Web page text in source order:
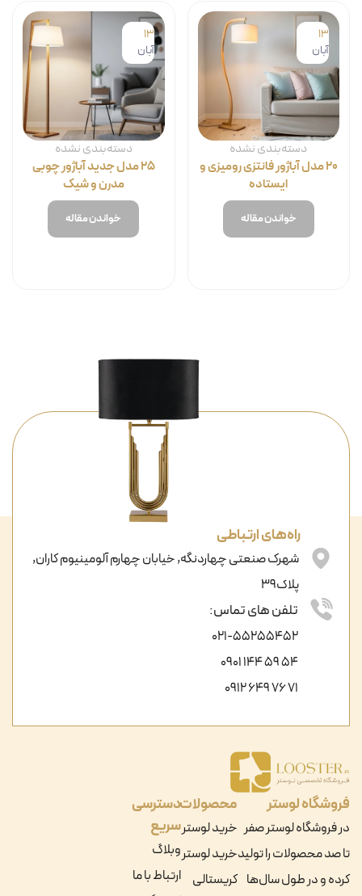
13
آبان
دسته‌بندی نشده
۲۰ مدل آباژور فانتزی رومیزی و
ایستاده
خواندن مقاله
13
آبان
دسته‌بندی نشده
۲۵ مدل جدید آباژور چوبی
مدرن و شیک
خواندن مقاله
فروشگاه لوستر
در فروشگاه لوستر صفر
تا صد محصولات را تولید
کرده و در طول سال‌ها
محصولات
خرید لوستر
خرید لوستر
کریستالی
دسترسی
سریع
وبلاگ
ارتباط با ما
راه‌های ارتباطی
شهرک صنعتی چهاردنگه, خیابان چهارم آلومینیوم کاران,
پلاک39
تلفن های تماس:
021-55255452
54 59 144 0901
71 76 649 0912